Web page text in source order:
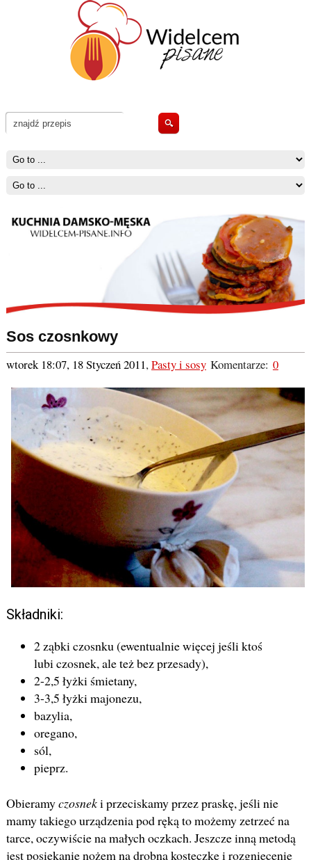
Sos czosnkowy
wtorek 18:07, 18 Styczeń 2011,Pasty i sosyKomentarze: 0
Składniki:
2 ząbki czosnku (ewentualnie więcej jeśli ktoś
lubi czosnek, ale też bez przesady),
2-2,5 łyżki śmietany,
3-3,5 łyżki majonezu,
bazylia,
oregano,
sól,
pieprz.
Obieramyczosneki przeciskamy przez praskę, jeśli nie
mamy takiego urządzenia pod ręką to możemy zetrzeć na
tarce, oczywiście na małych oczkach. Jeszcze inną metodą
jest posiekanie nożem na drobną kosteczkę i rozgniecenie